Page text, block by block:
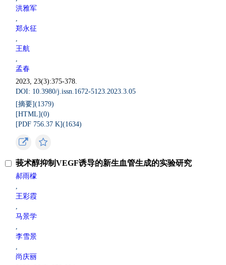
洪雅军
,
郑永征
,
王航
,
孟春
2023, 23(3):375-378.
DOI: 10.3980/j.issn.1672-5123.2023.3.05
[摘要](1379)
[HTML](0)
[PDF 756.37 K](1634)
莪术醇抑制VEGF诱导的新生血管生成的实验研究
郝雨檬
,
王彩霞
,
马景学
,
李雪景
,
尚庆丽